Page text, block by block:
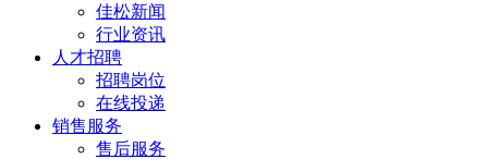
佳松新闻
行业资讯
人才招聘
招聘岗位
在线投递
销售服务
售后服务